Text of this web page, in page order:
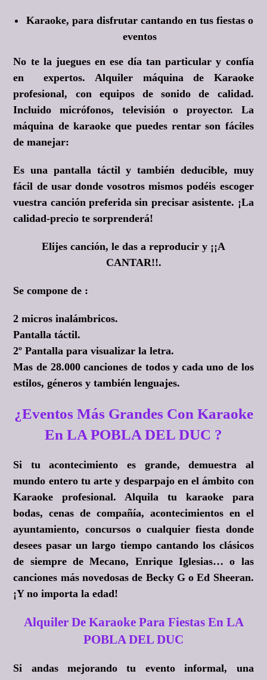
Karaoke, para disfrutar cantando en tus fiestas o
eventos
No te la juegues en ese día tan particular y confía
en expertos. Alquiler máquina de Karaoke
profesional, con equipos de sonido de calidad.
Incluido micrófonos, televisión o proyector. La
máquina de karaoke que puedes rentar son fáciles
de manejar:
Es una pantalla táctil y también deducible, muy
fácil de usar donde vosotros mismos podéis escoger
vuestra canción preferida sin precisar asistente. ¡La
calidad-precio te sorprenderá!
Elijes canción, le das a reproducir y ¡¡A
CANTAR!!.
Se compone de :
2 micros inalámbricos.
Pantalla táctil.
2º Pantalla para visualizar la letra.
Mas de 28.000 canciones de todos y cada uno de los
estilos, géneros y también lenguajes.
¿Eventos Más Grandes Con Karaoke
En LA POBLA DEL DUC ?
Si tu acontecimiento es grande, demuestra al
mundo entero tu arte y desparpajo en el ámbito con
Karaoke profesional. Alquila tu karaoke para
bodas, cenas de compañía, acontecimientos en el
ayuntamiento, concursos o cualquier fiesta donde
desees pasar un largo tiempo cantando los clásicos
de siempre de Mecano, Enrique Iglesias… o las
canciones más novedosas de Becky G o Ed Sheeran.
¡Y no importa la edad!
Alquiler De Karaoke Para Fiestas En LA
POBLA DEL DUC
Si andas mejorando tu evento informal, una